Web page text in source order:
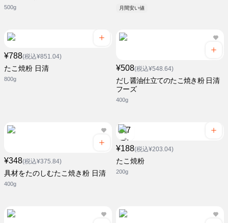
500g 月間安い値
¥788(税込¥851.04)
たこ焼粉 日清
800g
¥508(税込¥548.64)
だし醤油仕立てのたこ焼き粉 日清
フーズ
400g
¥348(税込¥375.84)
具材をたのしむたこ焼き粉 日清
400g
¥188(税込¥203.04)
たこ焼粉
200g